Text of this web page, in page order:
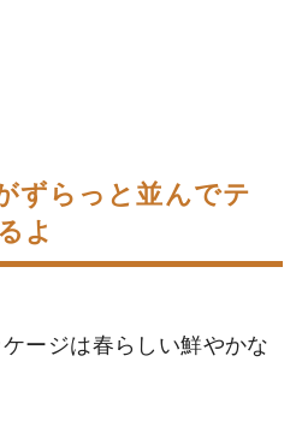
ずらっと並んでテ
よ
ージは春らしい鮮やかな